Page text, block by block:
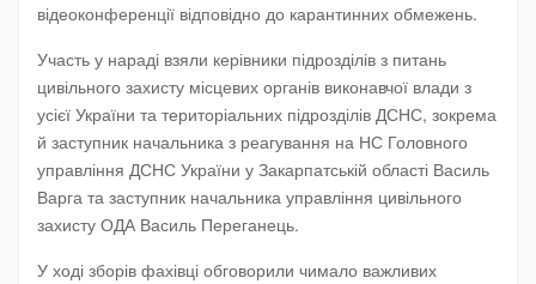
відеоконференції відповідно до карантинних обмежень.
Участь у нараді взяли керівники підрозділів з питань
цивільного захисту місцевих органів виконавчої влади з
усієї України та територіальних підрозділів ДСНС, зокрема
й заступник начальника з реагування на НС Головного
управління ДСНС України у Закарпатській області Василь
Варга та заступник начальника управління цивільного
захисту ОДА Василь Переганець.
У ході зборів фахівці обговорили чимало важливих